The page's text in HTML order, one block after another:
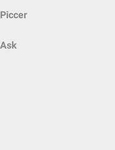
Piccer
Ask